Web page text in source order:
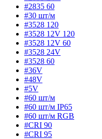
#2835 60
#30 шт/м
#3528 120
#3528 12V 120
#3528 12V 60
#3528 24V
#3528 60
#36V
#48V
#5V
#60 шт/м
#60 шт/м IP65
#60 шт/м RGB
#CRI 90
#CRI 95